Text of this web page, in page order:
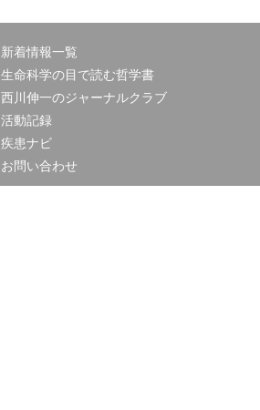
新着情報一覧
生命科学の目で読む哲学書
西川伸一のジャーナルクラブ
活動記録
疾患ナビ
お問い合わせ